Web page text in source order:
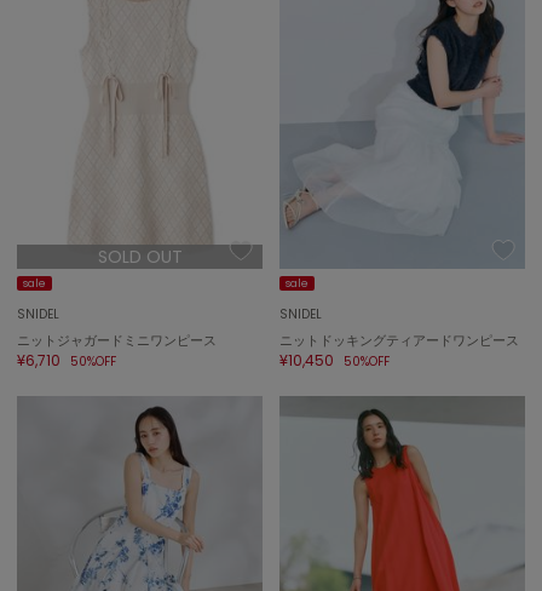
SOLD OUT
sale
SNIDEL
ニットジャガードミニワンピース
¥6,710 50%OFF
sale
SNIDEL
ニットドッキングティアードワンピース
¥10,450 50%OFF